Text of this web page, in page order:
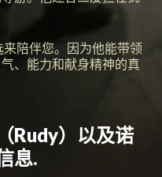
陪伴您。因为他能带领
、能力和献身精神的真
Rudy）以及诺
息.